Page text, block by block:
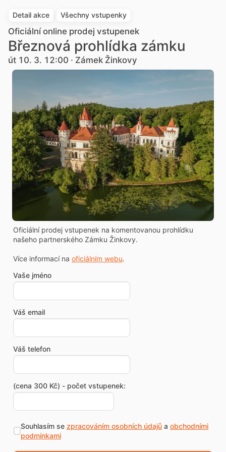
Detail akce Všechny vstupenky
Oficiální online prodej vstupenek
Březnová prohlídka zámku
út 10. 3. 12:00 · Zámek Žinkovy
Oficiální prodej vstupenek na komentovanou prohlídku
našeho partnerského Zámku Žinkovy.
Více informací na oficiálním webu.
Vaše jméno
Váš email
Váš telefon
(cena 300 Kč) - počet vstupenek:
Souhlasím se zpracováním osobních údajůa obchodními
podmínkami